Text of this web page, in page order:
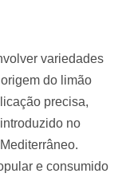
variedades
do limão
precisa,
no
e consumido